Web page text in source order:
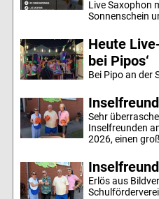
Live Saxophon
Sonnenschein
Heute
bei Pipos‘
Bei Pipo an der
Sehr
Inselfreunden
2026, einen
Erlös aus